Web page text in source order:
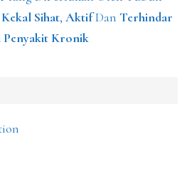
Kekal Sihat, AktifDan Terhindar
Penyakit Kronik